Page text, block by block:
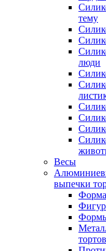
тему
люди
Весы
выпечки
Форма
тортов